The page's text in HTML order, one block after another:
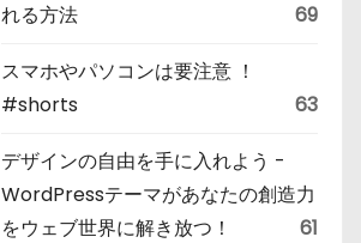
れる方法
69
スマホやパソコンは要注意 ！
#shorts
63
デザインの自由を手に入れよう -
WordPressテーマがあなたの創造力
をウェブ世界に解き放つ！
61